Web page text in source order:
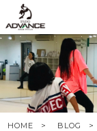
HOME BLOG